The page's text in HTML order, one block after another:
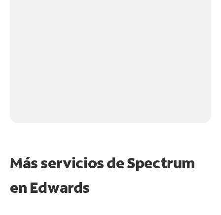
Más servicios de Spectrum
en Edwards